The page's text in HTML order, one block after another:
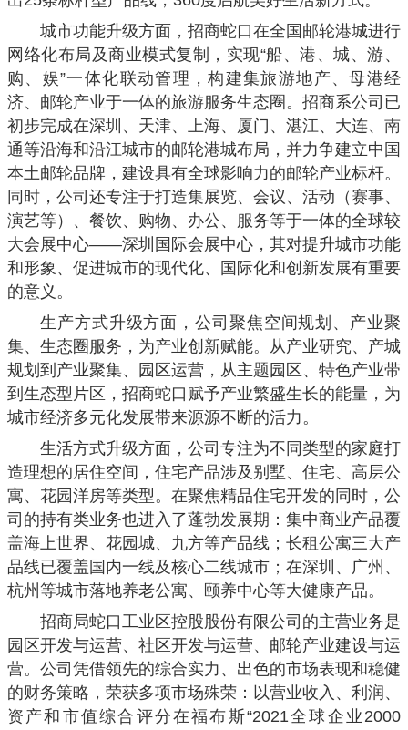
城市功能升级方面，招商蛇口在全国邮轮港城进行
网络化布局及商业模式复制，实现“船、港、城、游、
购、娱”一体化联动管理，构建集旅游地产、母港经
济、邮轮产业于一体的旅游服务生态圈。招商系公司已
初步完成在深圳、天津、上海、厦门、湛江、大连、南
通等沿海和沿江城市的邮轮港城布局，并力争建立中国
本土邮轮品牌，建设具有全球影响力的邮轮产业标杆。
同时，公司还专注于打造集展览、会议、活动（赛事、
演艺等）、餐饮、购物、办公、服务等于一体的全球较
大会展中心——深圳国际会展中心，其对提升城市功能
和形象、促进城市的现代化、国际化和创新发展有重要
的意义。
生产方式升级方面，公司聚焦空间规划、产业聚
集、生态圈服务，为产业创新赋能。从产业研究、产城
规划到产业聚集、园区运营，从主题园区、特色产业带
到生态型片区，招商蛇口赋予产业繁盛生长的能量，为
城市经济多元化发展带来源源不断的活力。
生活方式升级方面，公司专注为不同类型的家庭打
造理想的居住空间，住宅产品涉及别墅、住宅、高层公
寓、花园洋房等类型。在聚焦精品住宅开发的同时，公
司的持有类业务也进入了蓬勃发展期：集中商业产品覆
盖海上世界、花园城、九方等产品线；长租公寓三大产
品线已覆盖国内一线及核心二线城市；在深圳、广州、
杭州等城市落地养老公寓、颐养中心等大健康产品。
招商局蛇口工业区控股股份有限公司的主营业务是
园区开发与运营、社区开发与运营、邮轮产业建设与运
营。公司凭借领先的综合实力、出色的市场表现和稳健
的财务策略，荣获多项市场殊荣：以营业收入、利润、
资产和市值综合评分在福布斯“2021全球企业2000